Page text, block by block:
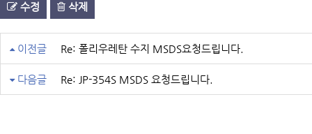
수정 삭제
이전글 Re: 폴리우레탄 수지 MSDS요청드립니다.
다음글 Re: JP-354S MSDS 요청드립니다.